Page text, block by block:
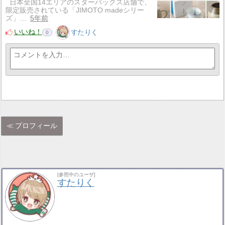
日本全国14エリアのスターバックス店舗で、
限定販売されている「JIMOTO madeシリー
ズ」…
5年前
いいね！
0 すたりく
プロフィール
[参照中のユーザ]
すたりく